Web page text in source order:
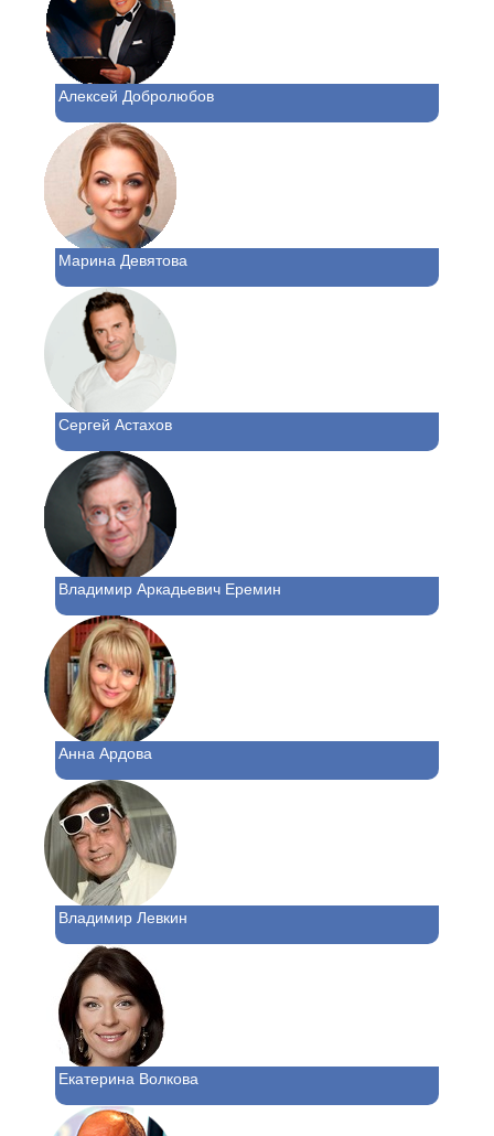
Алексей Добролюбов
Марина Девятова
Сергей Астахов
Владимир Аркадьевич Еремин
Анна Ардова
Владимир Левкин
Екатерина Волкова